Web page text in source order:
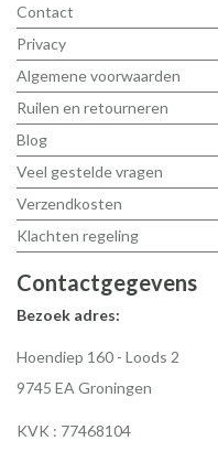
Contact
Privacy
Algemene voorwaarden
Ruilen en retourneren
Blog
Veel gestelde vragen
Verzendkosten
Klachten regeling
Contactgegevens
Bezoek adres:
Hoendiep 160 - Loods 2
9745 EA Groningen
KVK : 77468104